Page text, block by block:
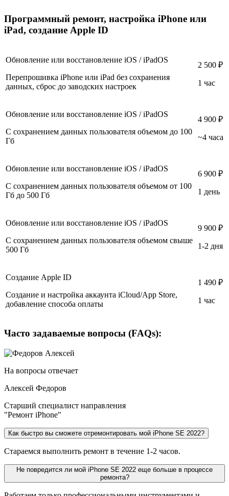
Программный ремонт, настройка iPhone или
iPad, создание Apple ID
Обновление или восстановление iOS / iPadOS
Перепрошивка iPhone или iPad без сохранения
данных, сброс до заводских настроек
2 500 ₽
1 час
Обновление или восстановление iOS / iPadOS
С сохранением данных пользователя объемом до 100
Гб
4 900 ₽
~4 часа
Обновление или восстановление iOS / iPadOS
С сохранением данных пользователя объемом от 100
Гб до 500 Гб
6 900 ₽
1 день
Обновление или восстановление iOS / iPadOS
С сохранением данных пользователя объемом свыше
500 Гб
9 900 ₽
1-2 дня
Создание Apple ID
Создание и настройка аккаунта iCloud/App Store,
добавление способа оплаты
1 490 ₽
1 час
Часто задаваемые вопросы (FAQs):
На вопросы отвечает
Алексей Федоров
Старший специалист направления
"Ремонт iPhone"
Как быстро вы сможете отремонтировать мой iPhone SE 2022?
Стараемся выполнить ремонт в течение 1-2 часов.
Не повредится ли мой iPhone SE 2022 еще больше в процессе
ремонта?